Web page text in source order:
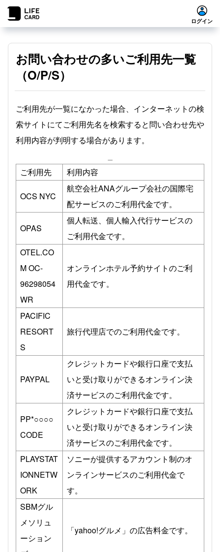
ログイン
お問い合わせの多いご利用先一覧
（O/P/S）
ご利用先が一覧になかった場合、インターネットの検
索サイトにてご利用先名を検索すると問い合わせ先や
利用内容が判明する場合があります。
ご利用先
利用内容
OCS NYC
航空会社ANAグループ会社の国際宅
配サービスのご利用代金です。
OPAS
個人転送、個人輸入代行サービスの
ご利用代金です。
OTEL.CO
M OC-
96298054
WR
オンラインホテル予約サイトのご利
用代金です。
PACIFIC
RESORT
S
旅行代理店でのご利用代金です。
PAYPAL
クレジットカードや銀行口座で支払
いと受け取りができるオンライン決
済サービスのご利用代金です。
PP*○○○○
CODE
クレジットカードや銀行口座で支払
いと受け取りができるオンライン決
済サービスのご利用代金です。
PLAYSTAT
IONNETW
ORK
ソニーが提供するアカウント制のオ
ンラインサービスのご利用代金で
す。
SBMグル
メソリュ
ーション
「yahoo!グルメ」の広告料金です。